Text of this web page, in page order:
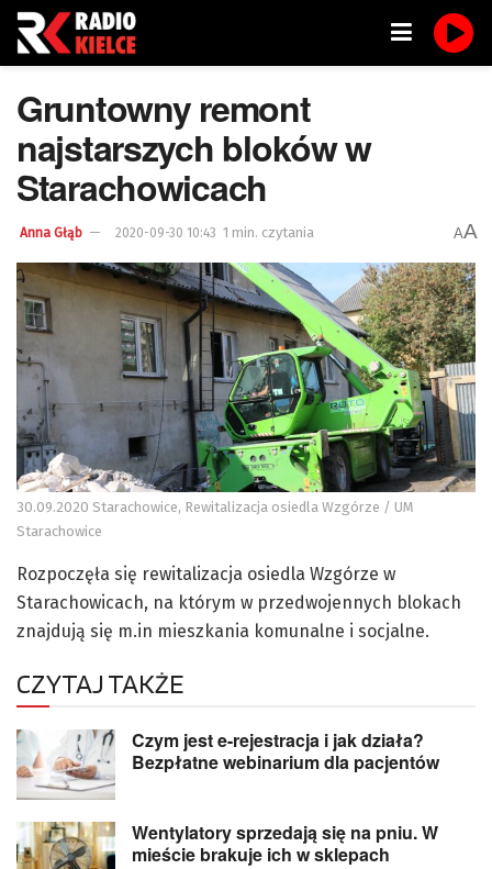
Gruntowny remont
najstarszych bloków w
Starachowicach
Anna Głąb 2020-09-30 10:43 1 min. czytania AA
30.09.2020 Starachowice, Rewitalizacja osiedla Wzgórze / UM
Starachowice
Rozpoczęła się rewitalizacja osiedla Wzgórze w
Starachowicach, na którym w przedwojennych blokach
znajdują się m.in mieszkania komunalne i socjalne.
CZYTAJ TAKŻE
Czym jest e-rejestracja i jak działa?
Bezpłatne webinarium dla pacjentów
Wentylatory sprzedają się na pniu. W
mieście brakuje ich w sklepach